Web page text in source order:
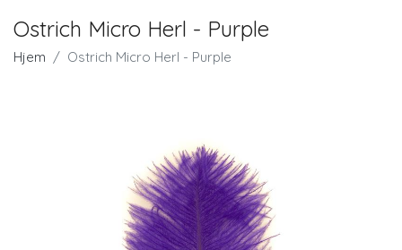
Ostrich Micro Herl - Purple
Hjem Ostrich Micro Herl - Purple